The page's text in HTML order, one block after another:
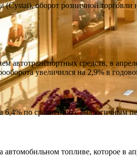
оборот розничной торговли
автотранспортных средств, в
увеличился на 2,9% в
6,4% по сравнению с аналогичным
топливе, которое в